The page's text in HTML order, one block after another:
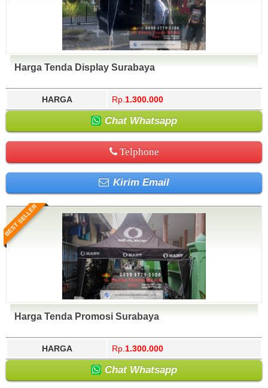
Harga Tenda Display Surabaya
HARGA Rp. 1.300.000
Chat Whatsapp
Telphone
Kirim Email
BEST SELLER
Harga Tenda Promosi Surabaya
HARGA Rp. 1.300.000
Chat Whatsapp